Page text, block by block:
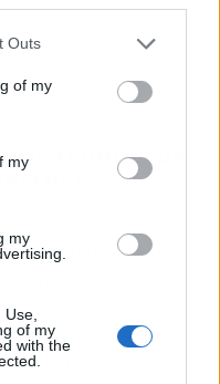
Outs
of my
my
my
of my
with the
de
partner
virtualizar sus
Wireless
de costes
de otros